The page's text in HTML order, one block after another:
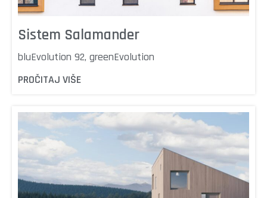
Sistem Salamander
bluEvolution 92, greenEvolution
PROČITAJ VIŠE